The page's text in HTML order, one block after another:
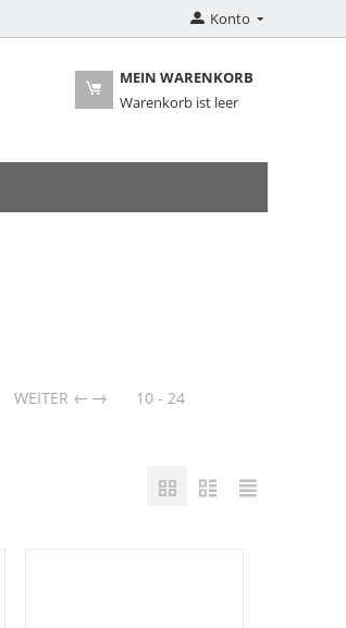
Konto
MEIN WARENKORB
Warenkorb ist leer
WEITER → 10 - 24